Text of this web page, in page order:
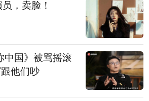
，卖脸！
中国》被骂摇滚
他们吵